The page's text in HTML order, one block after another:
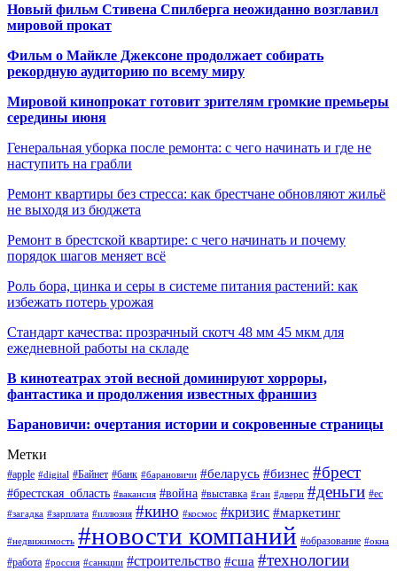
Новый фильм Стивена Спилберга неожиданно возглавил
мировой прокат
Фильм о Майкле Джексоне продолжает собирать
рекордную аудиторию по всему миру
Мировой кинопрокат готовит зрителям громкие премьеры
середины июня
Генеральная уборка после ремонта: с чего начинать и где не
наступить на грабли
Ремонт квартиры без стресса: как брестчане обновляют жильё
не выходя из бюджета
Ремонт в брестской квартире: с чего начинать и почему
порядок шагов меняет всё
Роль бора, цинка и серы в системе питания растений: как
избежать потерь урожая
Стандарт качества: прозрачный скотч 48 мм 45 мкм для
ежедневной работы на складе
В кинотеатрах этой весной доминируют хорроры,
фантастика и продолжения известных франшиз
Барановичи: очертания истории и сокровенные страницы
Метки
#apple #digital #Байнет #банк #барановичи #беларусь #бизнес #брест
#брестская_область #вакансия #война #выставка #гаи #двери #деньги #ес
#загадка #зарплата #иллюзия #кино #космос #кризис #маркетинг
#недвижимость #новости компаний #образование #окна
#работа #россия #санкции #строительство #сша #технологии